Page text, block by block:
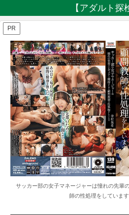
【アダルト探
PR
サッカー部の女子マネージャーは憧れの先輩
師の性処理をしていま